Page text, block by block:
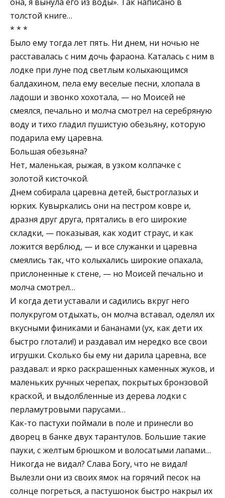
толстой книге…
* * *
Было ему тогда лет пять. Ни днем, ни ночью не
расставалась с ним дочь фараона. Каталась с ним в
лодке при луне под светлым колыхающимся
балдахином, пела ему веселые песни, хлопала в
ладоши и звонко хохотала, — но Моисей не
смеялся, печально и молча смотрел на серебряную
воду и тихо гладил пушистую обезьяну, которую
подарила ему царевна.
Большая обезьяна?
Нет, маленькая, рыжая, в узком колпачке с
золотой кисточкой.
Днем собирала царевна детей, быстроглазых и
юрких. Кувыркались они на пестром ковре и,
дразня друг друга, прятались в его широкие
складки, — показывая, как ходит страус, и как
ложится верблюд, — и все служанки и царевна
смеялись так, что колыхались широкие опахала,
прислоненные к стене, — но Моисей печально и
молча смотрел…
И когда дети уставали и садились вкруг него
полукругом отдыхать, он молча вставал, оделял их
вкусными финиками и бананами (ух, как дети их
быстро глотали!) и раздавал им нередко все свои
игрушки. Сколько бы ему ни дарила царевна, все
раздавал: и ярко раскрашенных каменных жуков, и
маленьких ручных черепах, покрытых бронзовой
краской, и выдолбленные из дерева лодки с
перламутровыми парусами…
Как-то пастухи поймали в поле и принесли во
дворец в банке двух тарантулов. Большие такие
пауки, с желтым брюшком и волосатыми лапами…
Никогда не видал? Слава Богу, что не видал!
Вылезли они из своих ямок на горячий песок на
солнце погреться, а пастушонок быстро накрыл их